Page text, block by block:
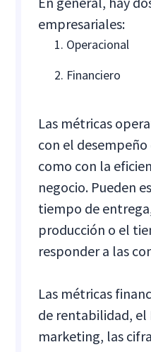
empresariales:
Operacional
Financiero
Las métricas
con el desempeño
como con la
negocio. Pueden
tiempo de
producción o el
responder a las
Las métricas
de rentabilidad, el
marketing, las